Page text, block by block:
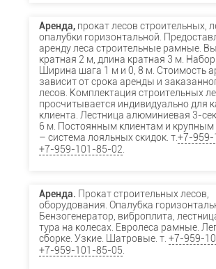
Аренда,прокат лесов строительных,
опалубки горизонтальной.
аренду леса строительные рамные.
кратная 2 м, длина кратная 3 м.
Ширина шага 1 м и 0, 8 м. Стоимость
зависит от срока аренды и
лесов. Комплектация строительных
просчитывается индивидуально для
клиента. Лестница алюминиевая 3-
6 м. Постоянным клиентам и крупным
– система лояльных скидок. т.+7-959-
+7-959-101-85-02.
Аренда. Прокат строительных лесов,
оборудования. Опалубка
Бензогенератор, виброплита,
тура на колесах. Евролеса рамные.
сборке. Узкие. Шатровые. т. +7-959-
+7-959-101-85-05.